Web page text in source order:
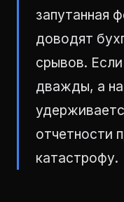
запутанная
доводят
срывов.
дважды, а
отчетности
катастрофу.